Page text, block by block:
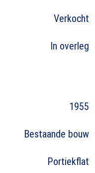
Verkocht
In overleg
1955
Bestaande bouw
Portiekflat